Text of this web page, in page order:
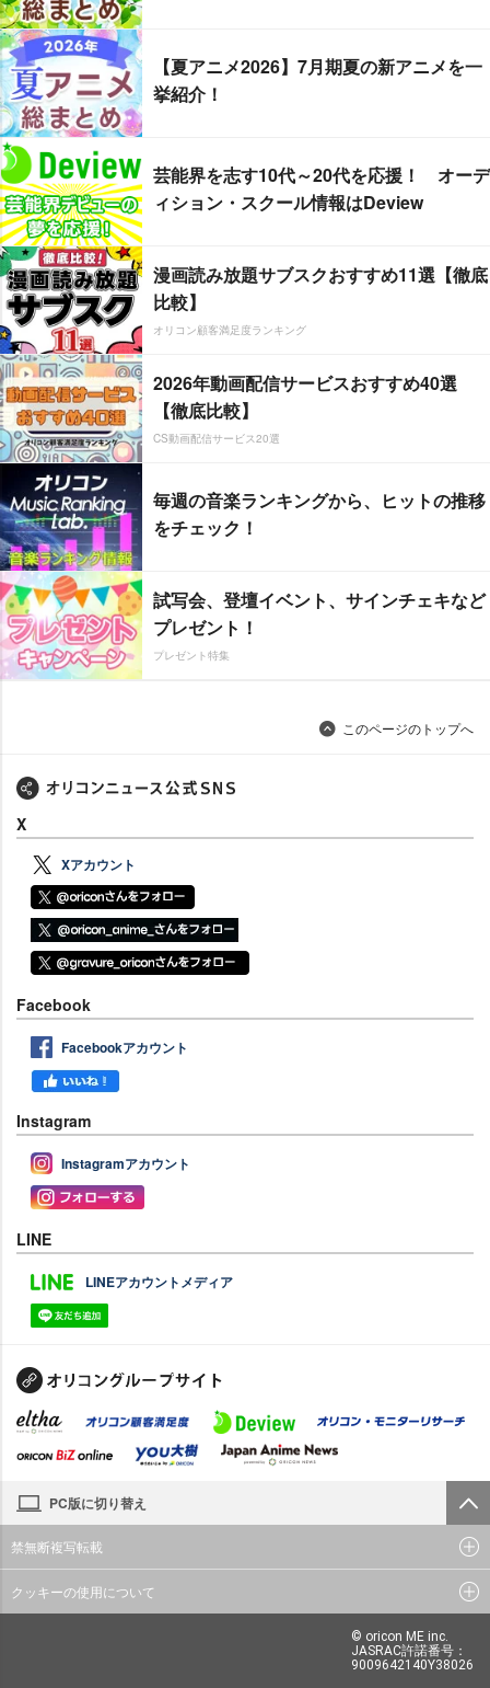
【夏アニメ2026】7月期夏の新アニメを一
挙紹介！
芸能界を志す10代～20代を応援！ オーデ
ィション・スクール情報はDeview
漫画読み放題サブスクおすすめ11選【徹底
比較】
オリコン顧客満足度ランキング
2026年動画配信サービスおすすめ40選
【徹底比較】
CS動画配信サービス20選
毎週の音楽ランキングから、ヒットの推移
をチェック！
試写会、登壇イベント、サインチェキなど
プレゼント！
プレゼント特集
このページのトップへ
X
Xアカウント
Facebook
Facebookアカウント
Instagram
Instagramアカウント
LINE
LINEアカウントメディア
PC版に切り替え
禁無断複写転載
クッキーの使用について
© oricon ME inc.
JASRAC許諾番号：
9009642140Y38026